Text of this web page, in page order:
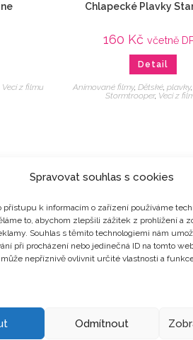
Spravovat souhlas s cookies
přístupu k informacím o zařízení používáme
to, abychom zlepšili zážitek z prohlížení a
Souhlas s těmito technologiemi nám
při procházení nebo jedinečná ID na tomto
nepříznivě ovlivnit určité vlastnosti a
Odmítnout
Veci z filmu
Chlapecké Plavky
160 Kč včetně
Detail
Animované filmy, Dětské, plavky,
Stormtrooper, Veci z